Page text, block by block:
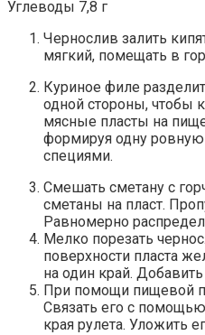
Углеводы 7,8 г
Чернослив залить
мягкий, помещать в
Куриное филе
одной стороны, чтобы
мясные пласты на
формируя одну ровную
специями.
Смешать сметану с
сметаны на пласт.
Равномерно
Мелко порезать
поверхности пласта
на один край.
При помощи пищевой
Связать его с
края рулета. Уложить